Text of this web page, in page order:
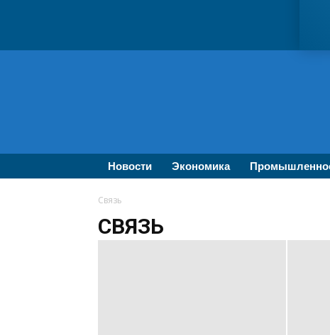
бизнеса
Новости Экономика
Связь
СВЯЗЬ